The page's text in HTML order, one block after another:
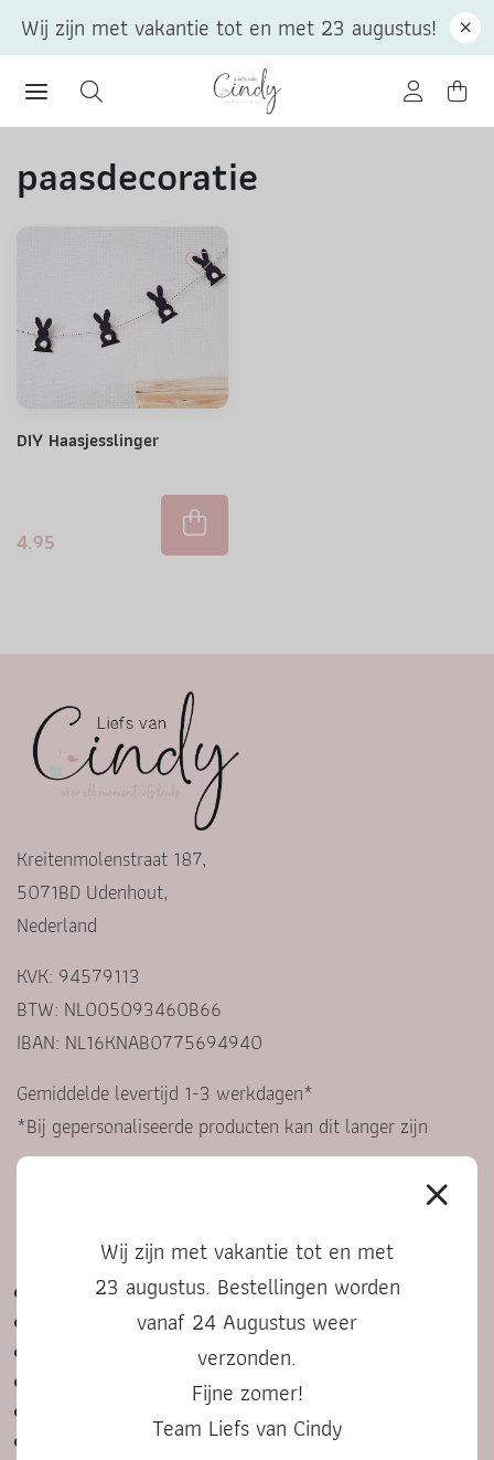
paasdecoratie
DIY Haasjesslinger
4.95
Wij zijn met vakantie tot en met 23 augustus!
Wij zijn met vakantie tot en met
23 augustus. Bestellingen worden
vanaf 24 Augustus weer
verzonden.
Fijne zomer!
Team Liefs van Cindy
Kreitenmolenstraat 187,
5071BD Udenhout,
Nederland
KVK: 94579113
BTW: NL005093460B66
IBAN: NL16KNAB0775694940
Gemiddelde levertijd 1-3 werkdagen*
*Bij gepersonaliseerde producten kan dit langer zijn
Contact
Veelgestelde vragen
Algemene voorwaarden
Bestelproces, betalen en retourneren
Cadeautje versturen